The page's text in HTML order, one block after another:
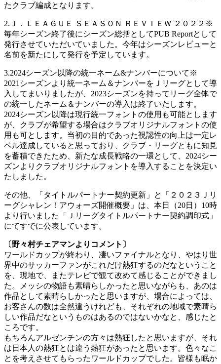
たクラブ編成となります。
2.Ｊ．ＬＥＡＧＵＥ ＳＥＡＳＯＮ ＲＥＶＩＥＷ ２０２２※
毎年シーズン終了後にシーズン総括としてPUB Reportとして
発行させていただいていました。今年はシーズンレビューと
名前を新たにして発行を予定しています。
3.2024シーズン以降の統一ネーム&ナンバーについて※
2021シーズンより統一ネーム＆ナンバーをＪリーグとして導
入してまいりましたが、2023シーズンを持ってリーグ全体で
の統一したネーム＆ナンバーの導入は終了いたします。
2024シーズン以降は現行統一フォントの使用も可能とします
が、クラブが希望する場合はクラブオリジナルフォントの使
用も可とします。当初の目的であった視認性の向上は一定レ
ベル達成していると思っており、クラブ・リーグともに知見
を蓄積できたため、新たな成長戦略の一環として、2024シー
ズンよりクラブオリジナルフォントを導入することを決定い
たしました。
その他、「タイトルパートナー契約更新」と「２０２３Ｊリ
ーグシャレン！アウォーズ開催概要」は、本日（20日）10時
より行いました「Ｊリーグタイトルパートナー契約調印式」
にてすでに公表しています。
〔野々村チェアマンよりコメント〕
ワールドカップが終わり、凄いファイナルとなり、やはり世
界中のサッカーファンがこれだけ熱狂するのだなということ
を、現地で、またテレビで観て改めて感じることができまし
た。メッシの物語も素晴らしかったと思いながらも、あのは
作品として素晴らしかったと思いますが、場合によっては、
お客さんの数は全然違うけれども、それぞれの地域で素晴ら
しい作品だなというものはあるのではないかなと、感じたと
ころです。
もちろんアルゼンチンの方々は熱狂したと思いますが、それ
は日本人の熱狂とは違う熱狂があったと思います。色々なこ
とを考えさせてもらったワールドカップでした。皆様も眠か